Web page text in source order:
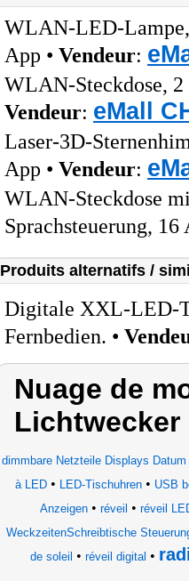
WLAN-LED-
App • Vendeur:
WLAN-Steckdose,
Vendeur: eMall
Laser-3D-
App • Vendeur:
WLAN-Steckdose
Sprachsteuerung, 16
Produits alternatifs /
Digitale XXL-LED-
Fernbedien. •
Nuage de
Lichtwecker
dimmbare Netzteile Displays
à LED • LED-Tischuhren • USB
Anzeigen • réveil • réveil
WeckzeitenSchreibtische
de soleil • réveil digital •